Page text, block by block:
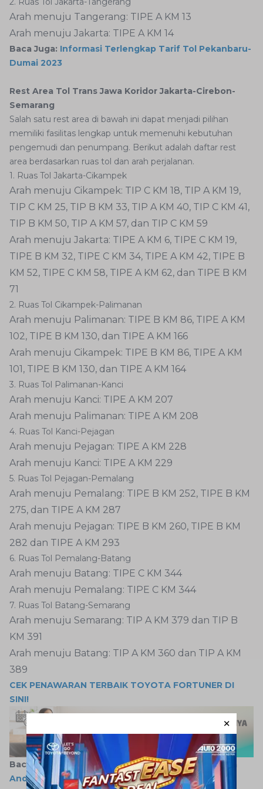
Arah menuju Tangerang: TIPE A KM 13
Arah menuju Jakarta: TIPE A KM 14
Baca Juga: Informasi Terlengkap Tarif Tol Pekanbaru-
Dumai 2023
Rest Area Tol Trans Jawa Koridor Jakarta-Cirebon-
Semarang
Salah satu rest area di bawah ini dapat menjadi pilihan
memiliki fasilitas lengkap untuk memenuhi kebutuhan
pengemudi dan penumpang. Berikut adalah daftar rest
area berdasarkan ruas tol dan arah perjalanan.
1. Ruas Tol Jakarta-Cikampek
Arah menuju Cikampek: TIP C KM 18, TIP A KM 19,
TIP C KM 25, TIP B KM 33, TIP A KM 40, TIP C KM 41,
TIP B KM 50, TIP A KM 57, dan TIP C KM 59
Arah menuju Jakarta: TIPE A KM 6, TIPE C KM 19,
TIPE B KM 32, TIPE C KM 34, TIPE A KM 42, TIPE B
KM 52, TIPE C KM 58, TIPE A KM 62, dan TIPE B KM
71
2. Ruas Tol Cikampek-Palimanan
Arah menuju Palimanan: TIPE B KM 86, TIPE A KM
102, TIPE B KM 130, dan TIPE A KM 166
Arah menuju Cikampek: TIPE B KM 86, TIPE A KM
101, TIPE B KM 130, dan TIPE A KM 164
3. Ruas Tol Palimanan-Kanci
Arah menuju Kanci: TIPE A KM 207
Arah menuju Palimanan: TIPE A KM 208
4. Ruas Tol Kanci-Pejagan
Arah menuju Pejagan: TIPE A KM 228
Arah menuju Kanci: TIPE A KM 229
5. Ruas Tol Pejagan-Pemalang
Arah menuju Pemalang: TIPE B KM 252, TIPE B KM
275, dan TIPE A KM 287
Arah menuju Pejagan: TIPE B KM 260, TIPE B KM
282 dan TIPE A KM 293
6. Ruas Tol Pemalang-Batang
Arah menuju Batang: TIPE C KM 344
Arah menuju Pemalang: TIPE C KM 344
7. Ruas Tol Batang-Semarang
Arah menuju Semarang: TIP A KM 379 dan TIP B
KM 391
Arah menuju Batang: TIP A KM 360 dan TIP A KM
389
CEK PENAWARAN TERBAIK TOYOTA FORTUNER DI
SINI!
Baca juga:
Daftar Rest Area Arah Jakarta yang Bisa
Anda Singgahi